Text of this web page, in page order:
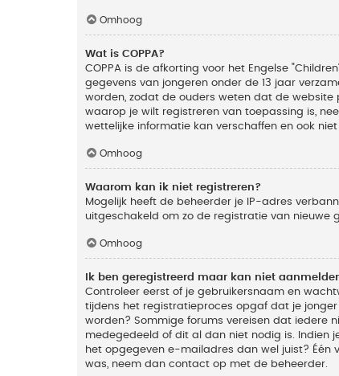
Omhoog
Wat is COPPA?
COPPA is de afkorting voor het Engelse
gegevens van jongeren onder de 13 jaar
worden, zodat de ouders weten dat de website
waarop je wilt registreren van toepassing is,
wettelijke informatie kan verschaffen en ook
Omhoog
Waarom kan ik niet registreren?
Mogelijk heeft de beheerder je IP-adres
uitgeschakeld om zo de registratie van nieuwe
Omhoog
Ik ben geregistreerd maar kan niet
Controleer eerst of je gebruikersnaam en
tijdens het registratieproces opgaf dat je
worden? Sommige forums vereisen dat iedere
medegedeeld of dit al dan niet nodig is. Indien
het opgegeven e-mailadres dan wel juist?
was, neem dan contact op met de beheerder.